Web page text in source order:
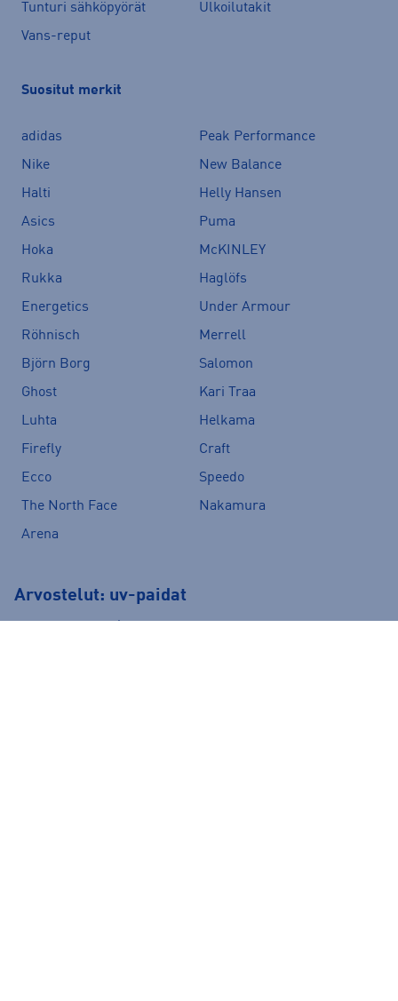
Tunturi sähköpyörät
Ulkoilutakit
Vans-reput
Suositut merkit
adidas
Peak Performance
Nike
New Balance
Halti
Helly Hansen
Asics
Puma
Hoka
McKINLEY
Rukka
Haglöfs
Energetics
Under Armour
Röhnisch
Merrell
Björn Borg
Salomon
Ghost
Kari Traa
Luhta
Helkama
Firefly
Craft
Ecco
Speedo
The North Face
Nakamura
Arena
Arvostelut: uv-paidat